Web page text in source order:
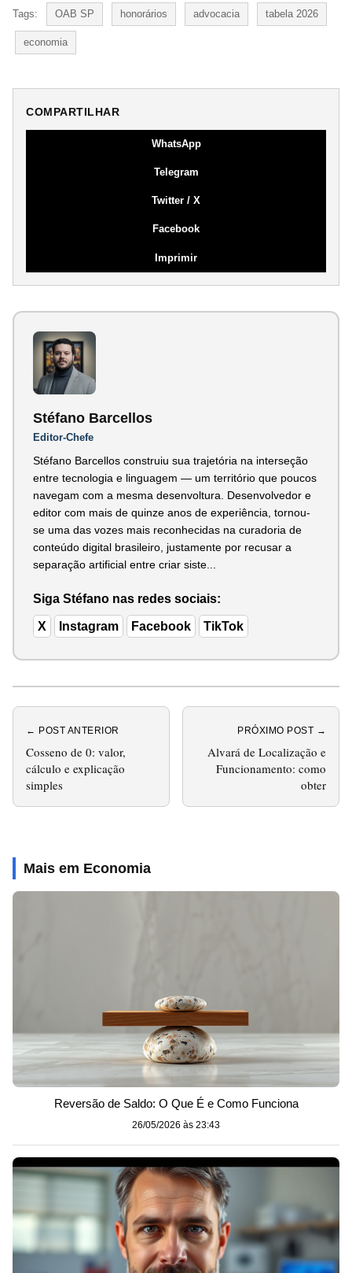
Tags: OAB SP honorários advocacia tabela 2026
economia
COMPARTILHAR
WhatsApp
Telegram
Twitter / X
Facebook
Imprimir
Stéfano Barcellos
Editor-Chefe
Stéfano Barcellos construiu sua trajetória na interseção
entre tecnologia e linguagem — um território que poucos
navegam com a mesma desenvoltura. Desenvolvedor e
editor com mais de quinze anos de experiência, tornou-
se uma das vozes mais reconhecidas na curadoria de
conteúdo digital brasileiro, justamente por recusar a
separação artificial entre criar siste...
Siga Stéfano nas redes sociais:
X Instagram Facebook TikTok
← POST ANTERIOR
Cosseno de 0: valor,
cálculo e explicação
simples
PRÓXIMO POST →
Alvará de Localização e
Funcionamento: como
obter
Mais em Economia
Reversão de Saldo: O Que É e Como Funciona
26/05/2026 às 23:43